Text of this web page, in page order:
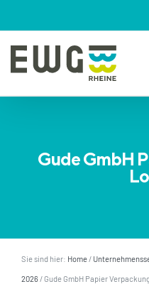
to
content
Gude GmbH
Sie sind hier: Home/
2026/Gude GmbH Papier